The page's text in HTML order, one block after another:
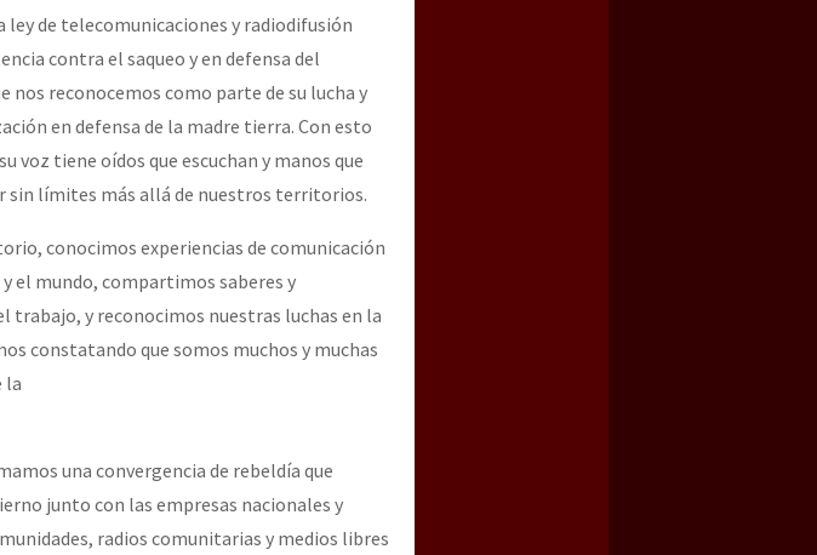
de telecomunicaciones y radiodifusión
contra el saqueo y en defensa del
nos reconocemos como parte de su lucha y
en defensa de la madre tierra. Con esto
voz tiene oídos que escuchan y manos que
sin límites más allá de nuestros territorios.
conocimos experiencias de comunicación
el mundo, compartimos saberes y
trabajo, y reconocimos nuestras luchas en la
constatando que somos muchos y muchas
la
una convergencia de rebeldía que
junto con las empresas nacionales y
radios comunitarias y medios libres